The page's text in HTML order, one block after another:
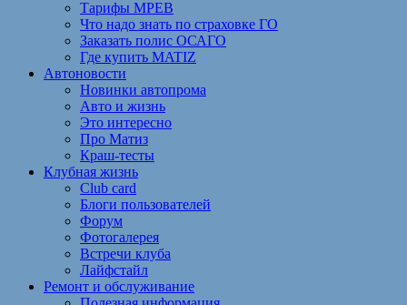
Тарифы МРЕВ
Что надо знать по страховке ГО
Заказать полис ОСАГО
Где купить MATIZ
Автоновости
Новинки автопрома
Авто и жизнь
Это интересно
Про Матиз
Краш-тесты
Клубная жизнь
Club card
Блоги пользователей
Форум
Фотогалерея
Встречи клуба
Лайфстайл
Ремонт и обслуживание